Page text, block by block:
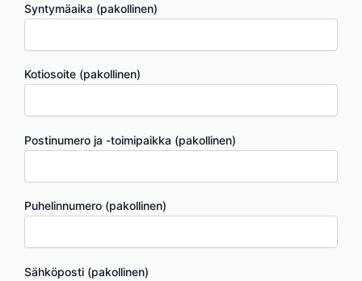
Syntymäaika (pakollinen)
Kotiosoite (pakollinen)
Postinumero ja -toimipaikka (pakollinen)
Puhelinnumero (pakollinen)
Sähköposti (pakollinen)